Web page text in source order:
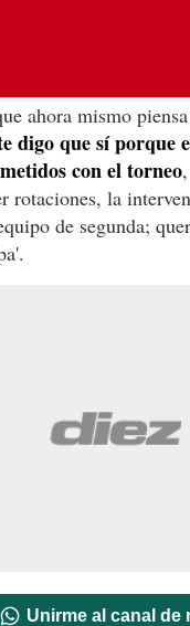
ahora mismo
digo que sí porque
con el torneo
rotaciones, la
de segunda;
Unirme al canal de